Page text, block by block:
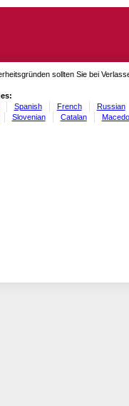
sollten Sie bei
Spanish French Russian
Slovenian Catalan